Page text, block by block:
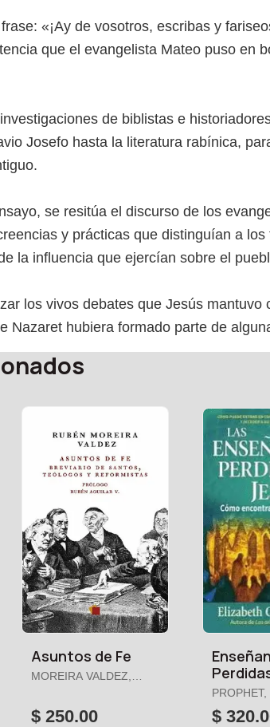
«¡Ay de vosotros, escribas y
que el evangelista Mateo puso en
de biblistas e
Josefo hasta la literatura rabínica,
se resitúa el discurso de los
y prácticas que distinguían a
la influencia que ejercían sobre el
los vivos debates que Jesús
Nazaret hubiera formado parte de
Asuntos de Fe
MOREIRA VALDEZ,
$ 250.00
4, las
PROPHET,
CLARE
$